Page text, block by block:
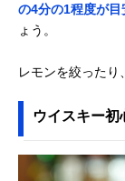
の4分の1程度が目
ょう。
レモンを絞ったり
ウイスキー初